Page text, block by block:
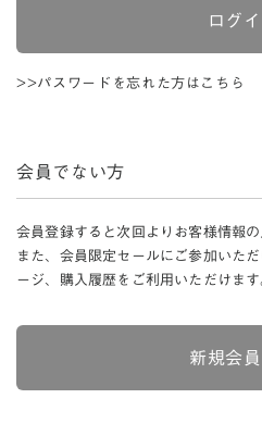
ログ
>>パスワードを忘れた方はこちら
会員でない方
会員登録すると次回よりお客様情報の
また、会員限定セールにご参加いた
ージ、購入履歴をご利用いただけます
新規会